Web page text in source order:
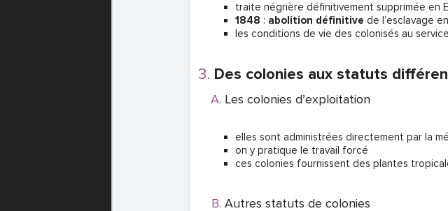
traite négrière définitivement supprimée en
1848 : abolition définitive de l’esclavage
les conditions de vie des colonisés au
Des colonies aux statuts
Les colonies d’exploitation
elles sont administrées directement par la
on y pratique le travail forcé
ces colonies fournissent des plantes
Autres statuts de colonies